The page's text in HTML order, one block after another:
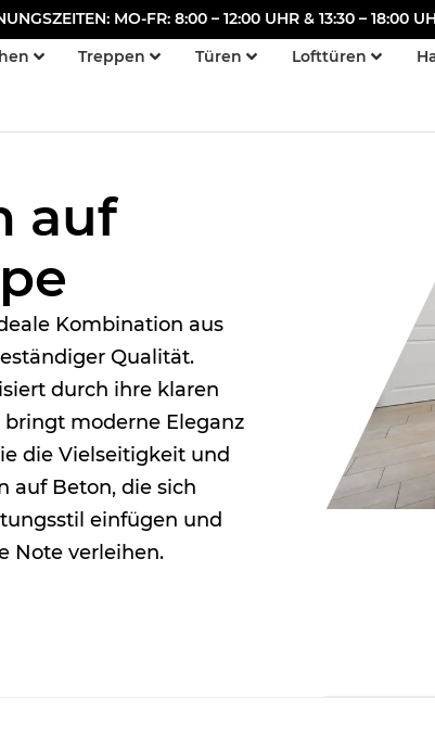
MO-FR: 8:00 – 12:00 UHR & 13:30 – 18:00
Treppen Türen Lofttüren
auf
Kombination aus
Qualität.
durch ihre klaren
moderne Eleganz
die Vielseitigkeit und
auf Beton, die sich
einfügen und
Note verleihen.